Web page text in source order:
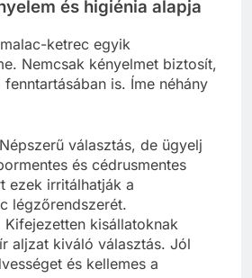
és higiénia alapja
ketrec egyik
Nemcsak kényelmet biztosít,
is. Íme néhány
választás, de ügyelj
és cédrusmentes
ezek irritálhatják a
légzőrendszerét.
Kifejezetten kisállatoknak
aljzat kiváló választás. Jól
és kellemes a